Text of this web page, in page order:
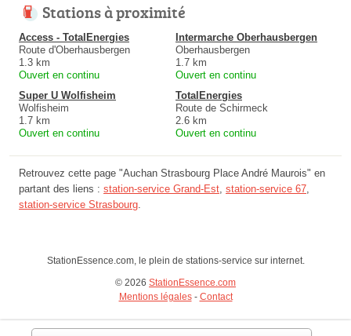
Stations à proximité
Access - TotalEnergies
Route d'Oberhausbergen
1.3 km
Ouvert en continu
Intermarche Oberhausbergen
Oberhausbergen
1.7 km
Ouvert en continu
Super U Wolfisheim
Wolfisheim
1.7 km
Ouvert en continu
TotalEnergies
Route de Schirmeck
2.6 km
Ouvert en continu
Retrouvez cette page "Auchan Strasbourg Place André Maurois" en
partant des liens : station-service Grand-Est, station-service 67,
station-service Strasbourg.
StationEssence.com, le plein de stations-service sur internet.
© 2026 StationEssence.com
Mentions légales- Contact